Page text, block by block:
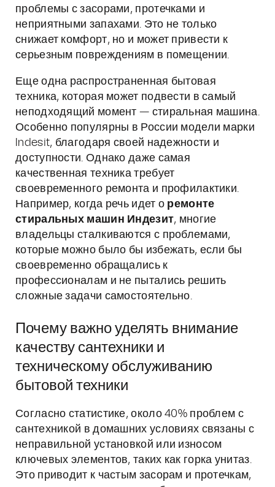
проблемы с засорами, протечками и
неприятными запахами. Это не только
снижает комфорт, но и может привести к
серьезным повреждениям в помещении.
Еще одна распространенная бытовая
техника, которая может подвести в самый
неподходящий момент — стиральная машина.
Особенно популярны в России модели марки
Indesit, благодаря своей надежности и
доступности. Однако даже самая
качественная техника требует
своевременного ремонта и профилактики.
Например, когда речь идет о ремонте
стиральных машин Индезит, многие
владельцы сталкиваются с проблемами,
которые можно было бы избежать, если бы
своевременно обращались к
профессионалам и не пытались решить
сложные задачи самостоятельно.
Почему важно уделять внимание
качеству сантехники и
техническому обслуживанию
бытовой техники
Согласно статистике, около 40% проблем с
сантехникой в домашних условиях связаны с
неправильной установкой или износом
ключевых элементов, таких как горка унитаз.
Это приводит к частым засорам и протечкам,